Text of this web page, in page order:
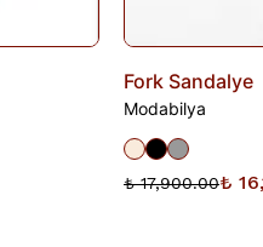
Fork Sandalye
Modabilya
₺ 17,900.00₺